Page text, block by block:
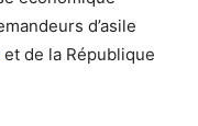
d’asile
et de la République